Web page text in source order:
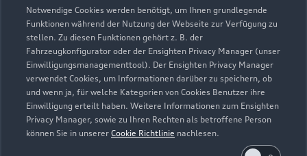
Notwendige Cookies werden benötigt, um Ihnen grundlegende
Funktionen während der Nutzung der Webseite zur Verfügung zu
stellen. Zu diesen Funktionen gehört z. B. der
Fahrzeugkonfigurator oder der Ensighten Privacy Manager (unser
Einwilligungsmanagementtool). Der Ensighten Privacy Manager
verwendet Cookies, um Informationen darüber zu speichern, ob
und wenn ja, für welche Kategorien von Cookies Benutzer ihre
Einwilligung erteilt haben. Weitere Informationen zum Ensighten
Privacy Manager, sowie zu Ihren Rechten als betroffene Person
können Sie in unserer Cookie Richtlinie nachlesen.
Geschäftskunden
Audi digital services
myAudi
Audi Code
Häufige Fragen (FAQ)
Audi Online Beratung
Online-Terminvereinbarung
Servicekontakt
Karriere
Investor Relations
Presse & Media Center
Datenschutz
Audi erleben
© 2026 AUDI AG. Alle Rechte vorbehalten
Impressum Rechtliches
Hinweisgebersystem
Datenschutzinformation
Cookie-Einstellungen
Cookie-Richtlinie
Barrierefreiheit